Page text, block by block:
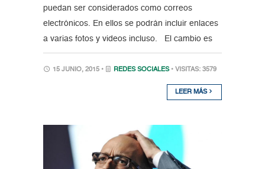
puedan ser considerados como correos
electrónicos. En ellos se podrán incluir enlaces
a varias fotos y videos incluso. El cambio es
15 JUNIO, 2015 • REDES SOCIALES • VISITAS: 3579
LEER MÁS